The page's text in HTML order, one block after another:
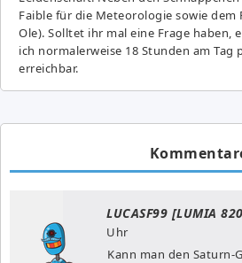
Fai­ble für die Meteorologie sowie dem
Ole). Solltet ihr mal eine Frage haben,
ich normalerweise 18 Stunden am Tag
erreichbar.
LUCASF99 [LUMIA
Uhr
Kann man den Saturn-